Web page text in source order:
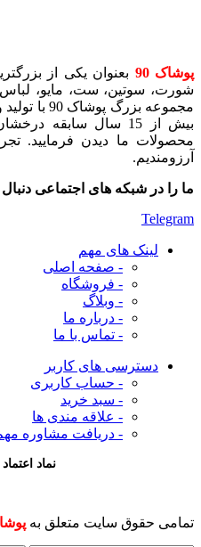
پوشاک 90
بعنوان یکی از
شورت، سوتین، ست، مایو،
مجموعه
بیش از 15 سال سابقه
محصولات ما دیدن فرمایید.
آرزومندیم.
ما را در شبکه های اجتماعی دنبال
Telegram
لینک های مهم
- صفحه اصلی
- فروشگاه
- وبلاگ
- درباره ما
- تماس با ما
دسترسی های کاربر
- حساب کاربری
- سبد خرید
- علاقه مندی ها
- دریافت مشاوره
نماد اعتماد
تمامی حقوق سایت متعلق به